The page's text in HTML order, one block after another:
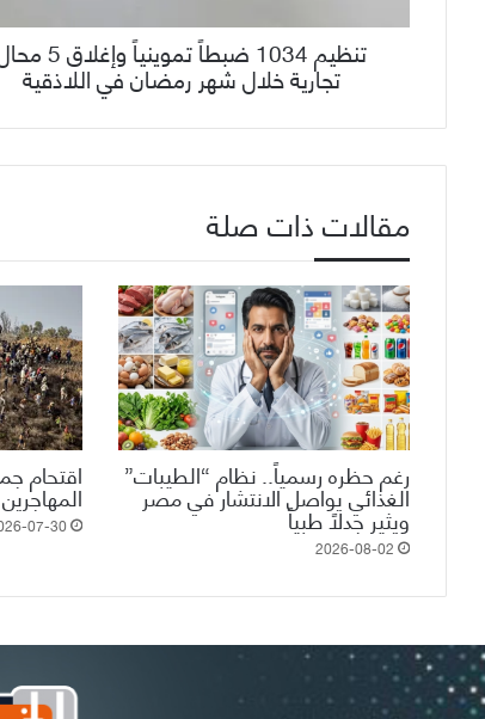
تنظيم 1034 ضبطاً تموينياً
تجارية خلال شهر رمضان في اللاذقية
مقالات ذات صلة
رغم حظره رسمياً.. نظام “الطيبات”
الغذائي يواصل الانتشار في مصر
ويثير جدلاً طبياً
2026-08-02
اقتحام
07-30